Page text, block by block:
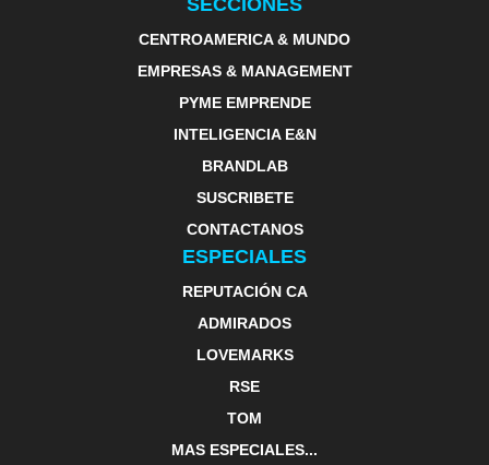
SECCIONES
CENTROAMERICA & MUNDO
EMPRESAS & MANAGEMENT
PYME EMPRENDE
INTELIGENCIA E&N
BRANDLAB
SUSCRIBETE
CONTACTANOS
ESPECIALES
REPUTACIÓN CA
ADMIRADOS
LOVEMARKS
RSE
TOM
MAS ESPECIALES...